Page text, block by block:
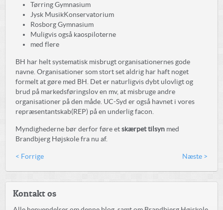
Tørring Gymnasium
Jysk MusikKonservatorium
Rosborg Gymnasium
Muligvis også kaospiloterne
med flere
BH har helt systematisk misbrugt organisationernes gode
navne. Organisationer som stort set aldrig har haft noget
formelt at gøre med BH. Det er naturligvis dybt ulovligt og
brud på markedsføringslov en mv, at misbruge andre
organisationer på den måde. UC-Syd er også havnet i vores
repræsentantskab(REP) på en underlig facon.
Myndighederne bør derfor føre etskærpet tilsyn med
Brandbjerg Højskole fra nu af.
< Forrige Næste >
Kontakt os